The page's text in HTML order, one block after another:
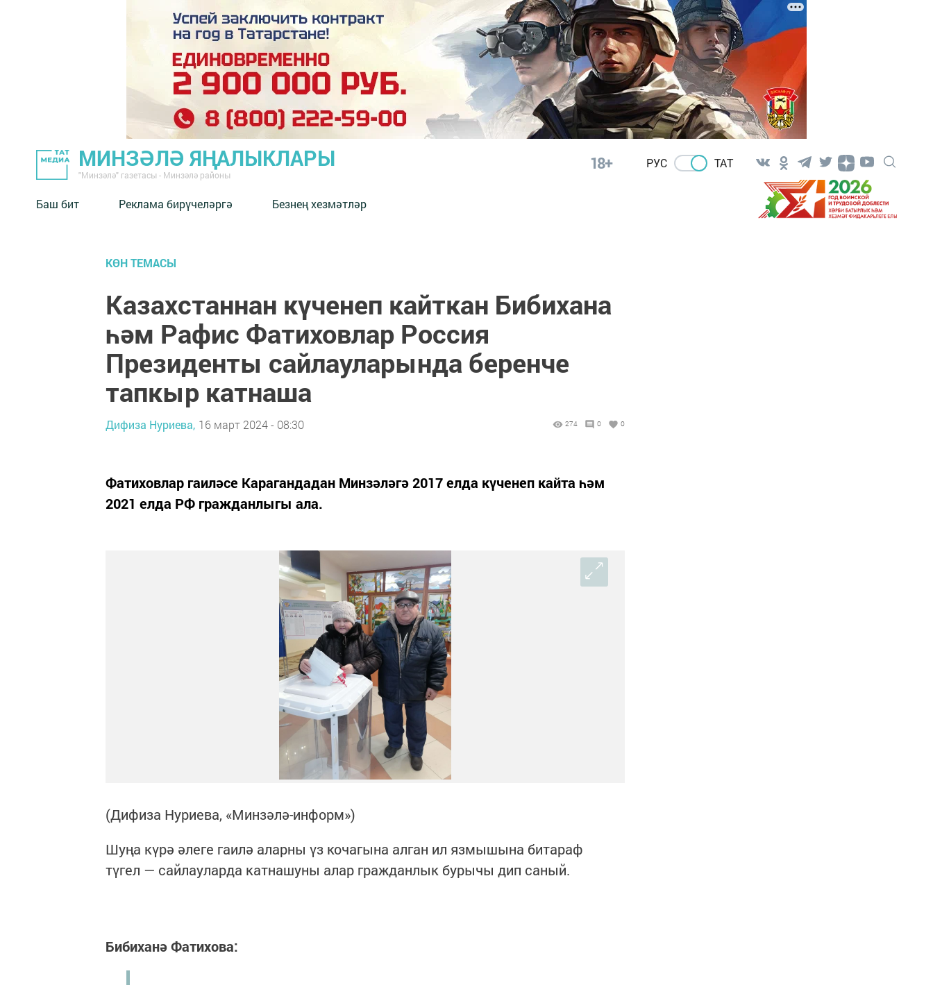
МИНЗӘЛӘ ЯҢАЛЫКЛАРЫ
"Минзәлә" газетасы - Минзәлә районы
18+ РУС ТАТ
Баш бит Реклама бирүчеләргә Безнең хезмәтләр
КӨН ТЕМАСЫ
Казахстаннан күченеп кайткан Бибихана
һәм Рафис Фатиховлар Россия
Президенты сайлауларында беренче
тапкыр катнаша
Дифиза Нуриева, 16 март 2024 - 08:30 274 0 0
Фатиховлар гаиләсе Карагандадан Минзәләгә 2017 елда күченеп кайта һәм
2021 елда РФ гражданлыгы ала.
(Дифиза Нуриева, «Минзәлә-информ»)
Шуңа күрә әлеге гаилә аларны үз кочагына алган ил язмышына битараф
түгел — сайлауларда катнашуны алар гражданлык бурычы дип саный.
Бибиханә Фатихова: